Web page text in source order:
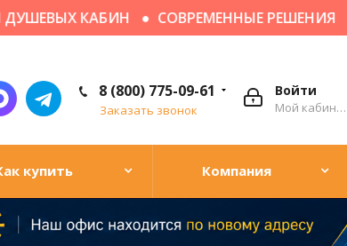
КАБИН СОВРЕМЕННЫЕ РЕШЕНИЯ
Войти
Мой кабинет
8 (800) 775-09-61
Заказать звонок
купить Компания